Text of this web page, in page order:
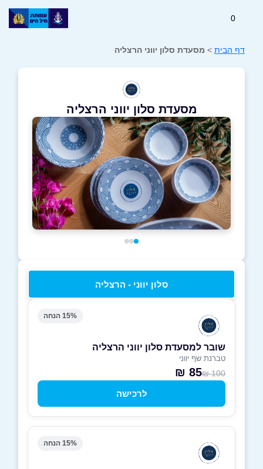
0
דף הבית > מסעדת סלון יווני הרצליה
מסעדת סלון יווני הרצליה
סלון יווני - הרצליה
15% הנחה
שובר למסעדת סלון יווני הרצליה
טברנת שף יווני
100 ₪
85 ₪
לרכישה
15% הנחה